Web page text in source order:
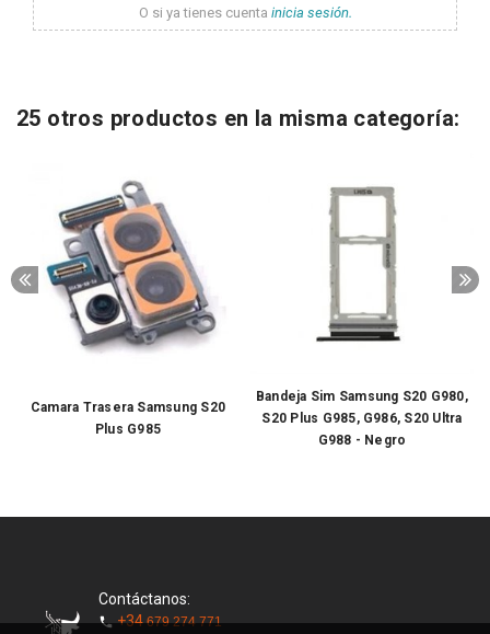
O si ya tienes cuenta inicia sesión.
25 otros productos en la misma categoría:
Camara Trasera Samsung S20
Plus G985
Bandeja Sim Samsung S20 G980,
S20 Plus G985, G986, S20 Ultra
G988 - Negro
Contáctanos:
phone +34679 274 771